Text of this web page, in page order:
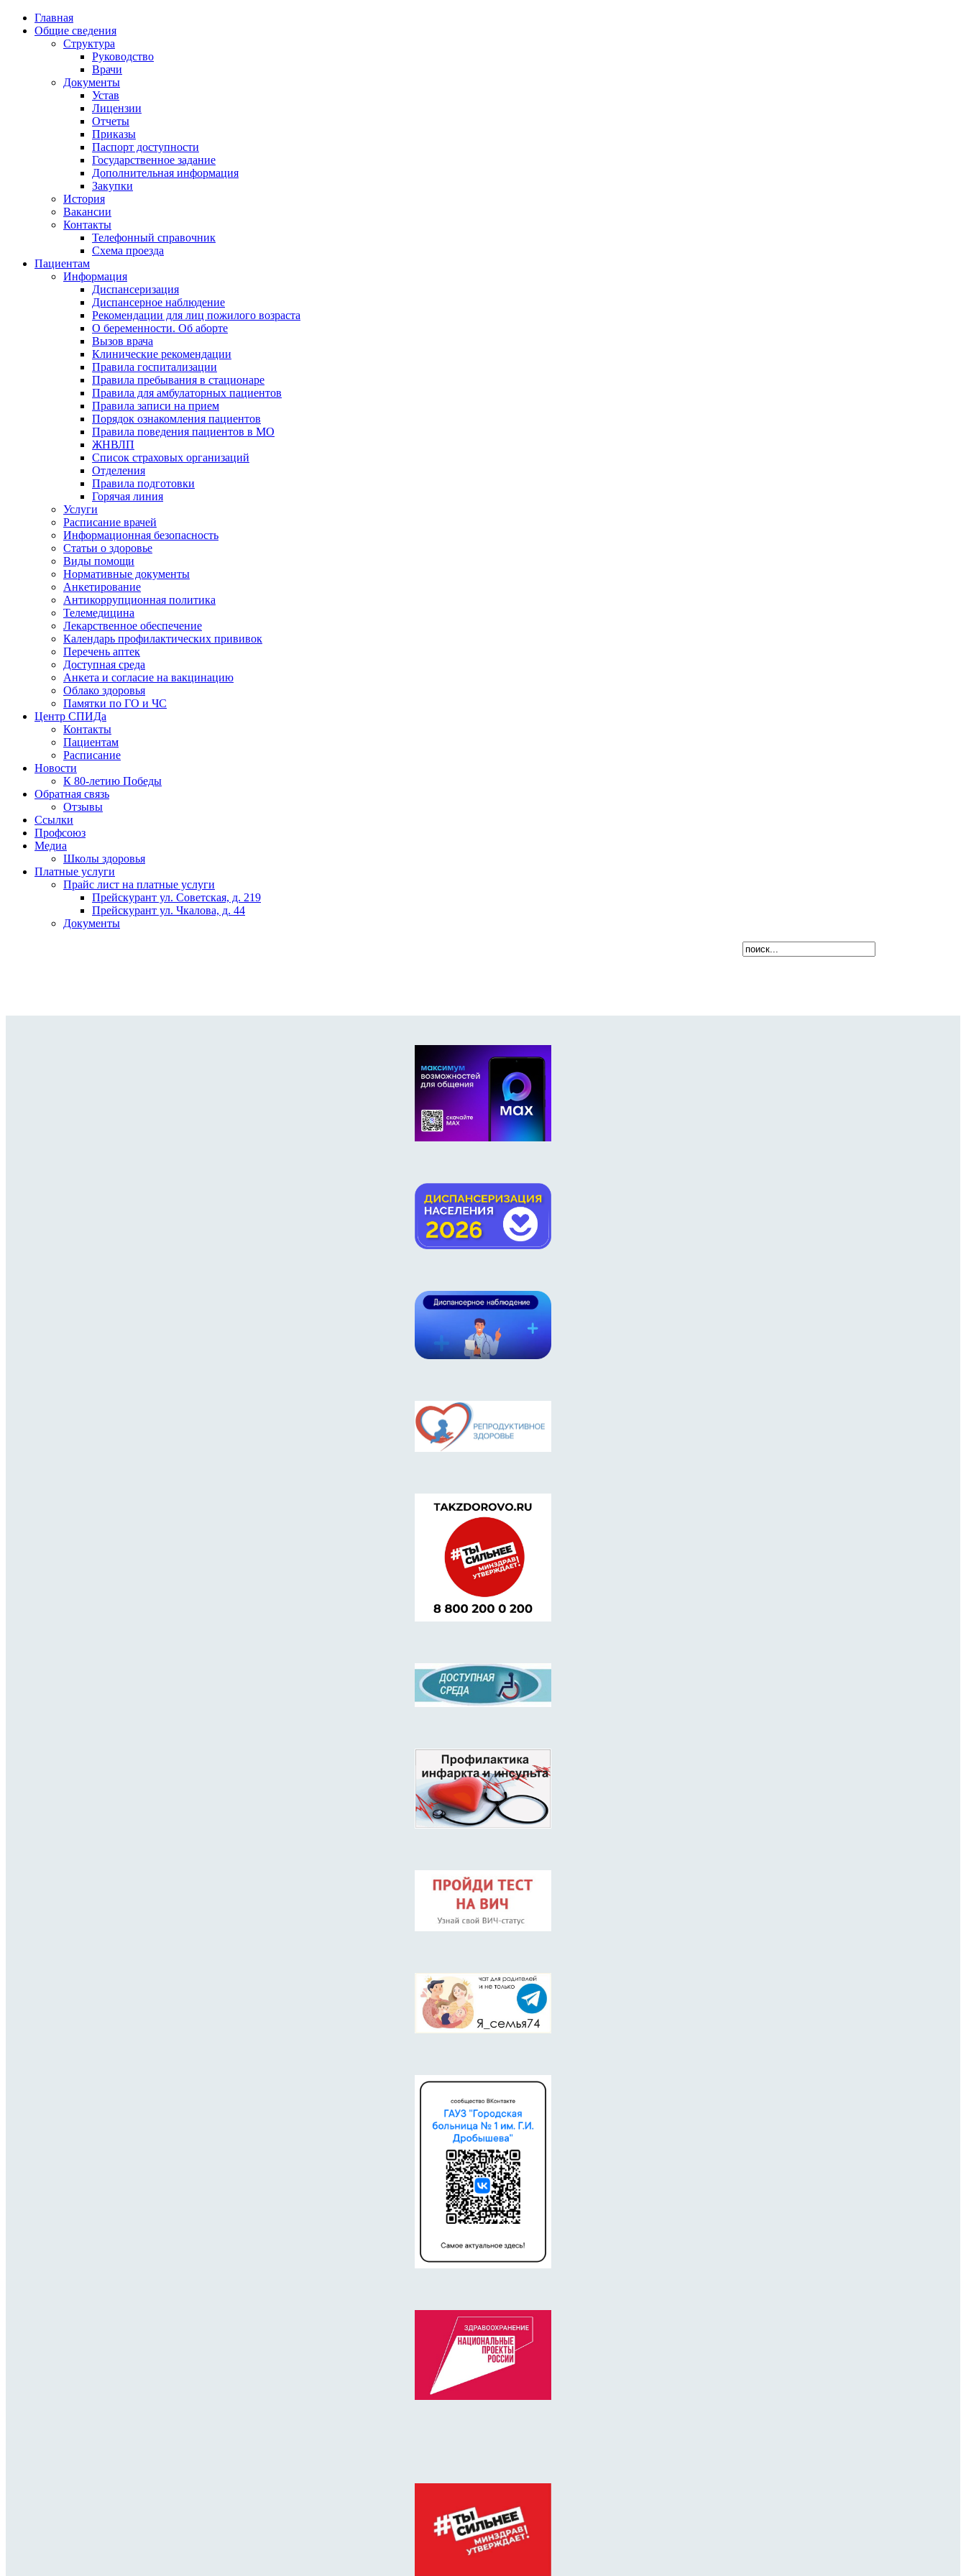
Главная
Общие сведения
Структура
Руководство
Врачи
Документы
Устав
Лицензии
Отчеты
Приказы
Паспорт доступности
Государственное задание
Дополнительная информация
Закупки
История
Вакансии
Контакты
Телефонный справочник
Схема проезда
Пациентам
Информация
Диспансеризация
Диспансерное наблюдение
Рекомендации для лиц пожилого возраста
О беременности. Об аборте
Вызов врача
Клинические рекомендации
Правила госпитализации
Правила пребывания в стационаре
Правила для амбулаторных пациентов
Правила записи на прием
Порядок ознакомления пациентов
Правила поведения пациентов в МО
ЖНВЛП
Список страховых организаций
Отделения
Правила подготовки
Горячая линия
Услуги
Расписание врачей
Информационная безопасность
Статьи о здоровье
Виды помощи
Нормативные документы
Анкетирование
Антикоррупционная политика
Телемедицина
Лекарственное обеспечение
Календарь профилактических прививок
Перечень аптек
Доступная среда
Анкета и согласие на вакцинацию
Облако здоровья
Памятки по ГО и ЧС
Центр СПИДа
Контакты
Пациентам
Расписание
Новости
К 80-летию Победы
Обратная связь
Отзывы
Ссылки
Профсоюз
Медиа
Школы здоровья
Платные услуги
Прайс лист на платные услуги
Прейскурант ул. Советская, д. 219
Прейскурант ул. Чкалова, д. 44
Документы